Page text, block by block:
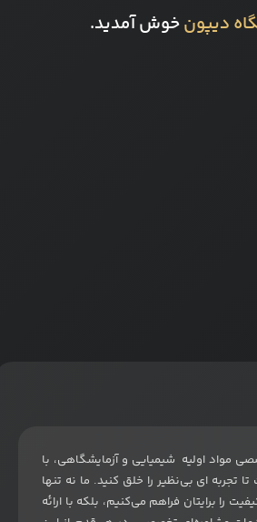
دیپونخوش آمدید.
مواد اولیه شیمیایی و آزمایشگاهی، با
تجربه ای بی‌نظیر را خلق کنید. ما نه تنها
را برایتان فراهم می‌کنیم، بلکه با ارائه